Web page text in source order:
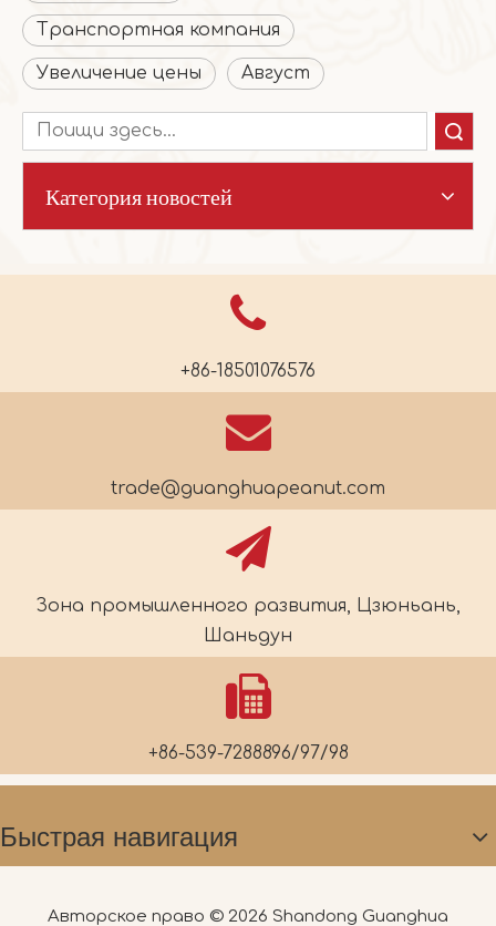
Транспортная компания
Увеличение цены Август
Категория новостей
+86-18501076576
trade@guanghuapeanut.com
Зона промышленного развития, Цзюньань,
Шаньдун
+86-539-7288896/97/98
Быстрая навигация
Авторское право © 2026 Shandong Guanghua